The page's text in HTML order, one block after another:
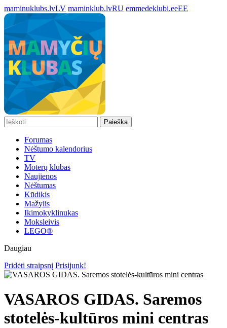
maminuklubs.lvLV maminklub.lvRU emmedeklubi.eeEE
Paieška
Forumas
Nėštumo kalendorius
TV
Moterų klubas
Naujienos
Nėštumas
Kūdikis
Mažylis
Ikimokyklinukas
Moksleivis
LEGO®
Daugiau
Pridėti straipsnį Prisijunk!
VASAROS GIDAS. Saremos
stotelės-kultūros mini centras